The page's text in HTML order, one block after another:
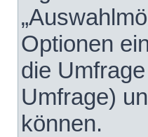
Optionen
die
Umfrage)
können.